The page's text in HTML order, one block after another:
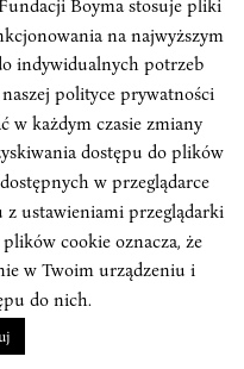
ZASTRZEŻONE.Polityka
Prywatności Fundacji
Alan Głodek
Boyma stosuje pliki
na najwyższym
indywidualnych potrzeb
polityce prywatności
w każdym czasie zmiany
dostępu do plików
w przeglądarce
ustawieniami przeglądarki
cookie oznacza, że
w Twoim urządzeniu i
do nich.